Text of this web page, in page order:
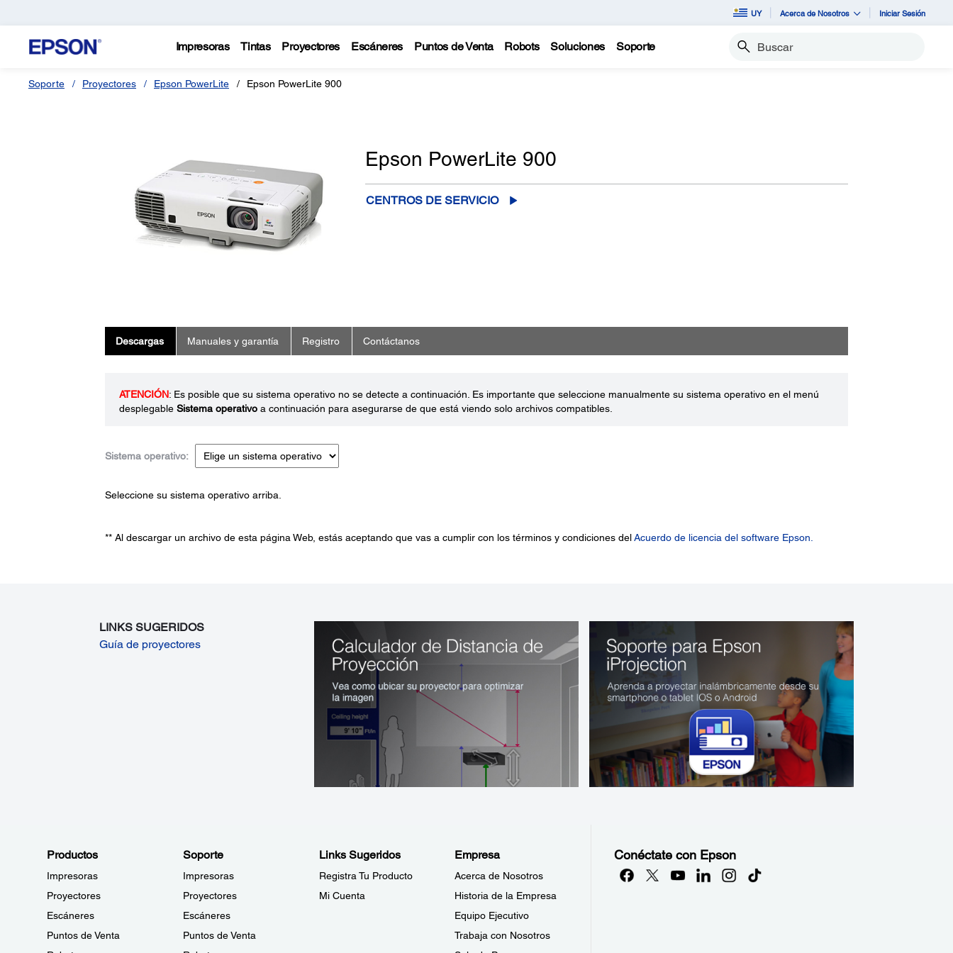
UY Acerca de Nosotros Iniciar Sesión
Impresoras Tintas Proyectores Escáneres Puntos de Venta Robots Soluciones Soporte Buscar
Soporte Proyectores Epson PowerLite Epson PowerLite 900
Epson PowerLite 900
CENTROS DE SERVICIO
Descargas Manuales y garantía Registro Contáctanos
ATENCIÓN: Es posible que su sistema operativo no se detecte a continuación. Es importante que seleccione manualmente su sistema operativo en el menú
desplegable Sistema operativoa continuación para asegurarse de que está viendo solo archivos compatibles.
Sistema operativo:
Seleccione su sistema operativo arriba.
** Al descargar un archivo de esta página Web, estás aceptando que vas a cumplir con los términos y condiciones delAcuerdo de licencia del software Epson.
LINKS SUGERIDOS
Guía de proyectores
Productos
Impresoras
Proyectores
Escáneres
Puntos de Venta
Soporte
Impresoras
Proyectores
Escáneres
Puntos de Venta
Links Sugeridos
Registra Tu Producto
Mi Cuenta
Empresa
Acerca de Nosotros
Historia de la Empresa
Equipo Ejecutivo
Trabaja con Nosotros
Conéctate con Epson